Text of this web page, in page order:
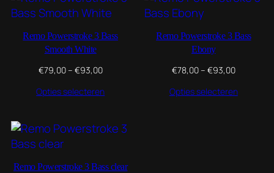
Remo Powerstroke 3 Bass
Smooth White
€79,00– €93,00Prijsklasse:
tot
Opties selecteren
Remo Powerstroke 3 Bass
Ebony
€78,00– €93,00
tot
Opties selecteren
Remo Powerstroke 3 Bass clear